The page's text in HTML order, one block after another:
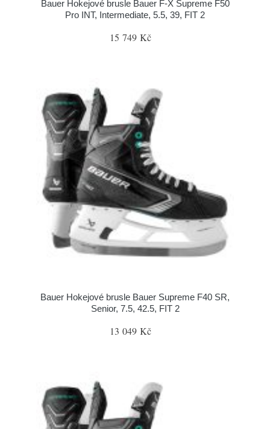
Bauer Hokejové brusle Bauer F-X Supreme F50
Pro INT, Intermediate, 5.5, 39, FIT 2
15 749 Kč
Bauer Hokejové brusle Bauer Supreme F40 SR,
Senior, 7.5, 42.5, FIT 2
13 049 Kč